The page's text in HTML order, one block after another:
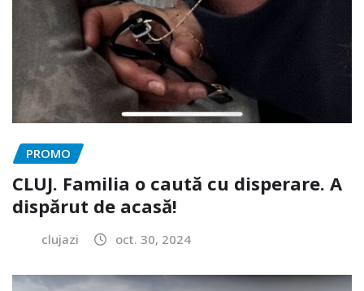
PROMO
CLUJ. Familia o caută cu disperare. A
dispărut de acasă!
clujazi oct. 30, 2024